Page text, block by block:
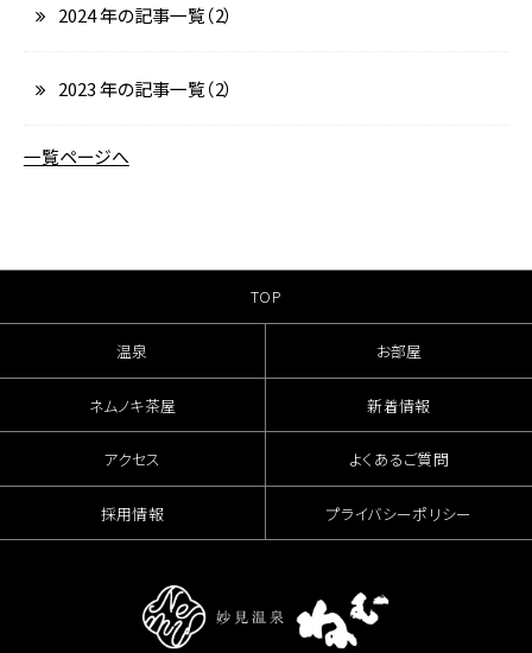
2024 年の記事一覧（2）
2023 年の記事一覧（2）
一覧ページへ
TOP
温泉 お部屋
ネムノキ茶屋 新着情報
アクセス よくあるご質問
採用情報 プライバシーポリシー